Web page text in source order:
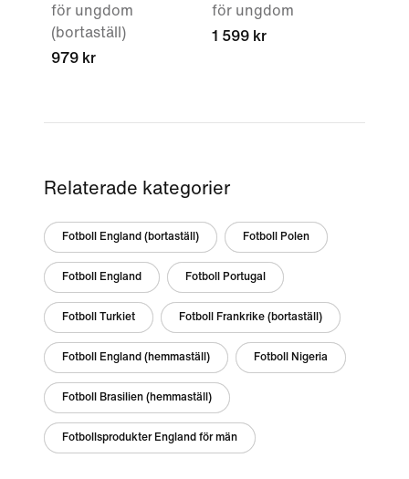
för ungdom
(bortaställ)
979 kr
för ungdom
1 599 kr
Relaterade kategorier
Fotboll England (bortaställ) Fotboll Polen
Fotboll England Fotboll Portugal
Fotboll Turkiet Fotboll Frankrike (bortaställ)
Fotboll England (hemmaställ) Fotboll Nigeria
Fotboll Brasilien (hemmaställ)
Fotbollsprodukter England för män